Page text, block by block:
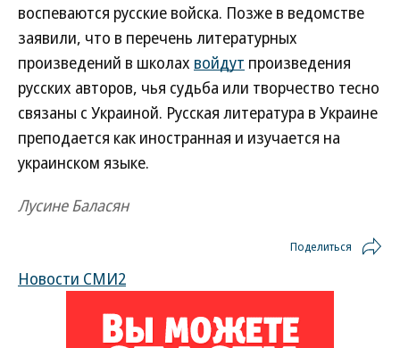
воспеваются русские войска. Позже в ведомстве
заявили, что в перечень литературных
произведений в школах войдут произведения
русских авторов, чья судьба или творчество тесно
связаны с Украиной. Русская литература в Украине
преподается как иностранная и изучается на
украинском языке.
Лусине Баласян
Поделиться
Новости СМИ2